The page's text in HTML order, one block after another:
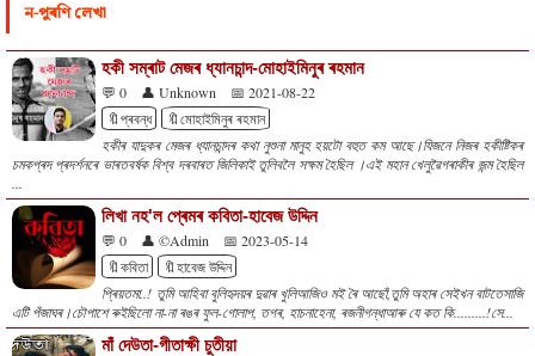
ন-পুৰণি লেখা
হকী সম্ৰাট মেজৰ ধ্যানচান্দ-মোহাইমিনুৰ ৰহমান
💬 0 👤 Unknown
📅 2021-08-22
🔖প্ৰবন্ধ
🔖মোহাইমিনুৰ ৰহমান
হকীৰ যাদুকৰ মেজৰ ধ্যানচান্দৰ কথা নুশুনা মানুহ হয়টো বহুত কম আছে।যিজনে নিজৰ হকীষ্টিকৰ
চমকপ্ৰদ প্ৰদৰ্শনৰে ভাৰতবৰ্ষক বিশ্ব দৰবাৰত জিলিকাই তুলিবলৈ সক্ষম হৈছিল ।এই মহান খেলুৱৈগৰাকীৰ জন্ম হৈছিল
...
লিখা নহ'ল প্ৰেমৰ কবিতা-হাবেজ উদ্দিন
💬 0 👤 ©Admin
📅 2023-05-14
🔖কবিতা
🔖হাবেজ উদ্দিন
প্ৰিয়তমা..! তুমি আহিবা বুলিহৃদয়ৰ দুৱাৰ খুলিআজিও মই ৰৈ আছোঁ,তুমি অহাৰ সেইখন বাটতেসাজি
এটি পঁজাঘৰ।চৌপাশে ৰুইছিলো না-না ৰঙৰ ফুল-গোলাপ, তগৰ, হাচনাহেনা, ৰজনীগন্ধাআৰু যে কত কি.........!সে...
মাঁ দেউতা-গীতাক্ষী চুতীয়া